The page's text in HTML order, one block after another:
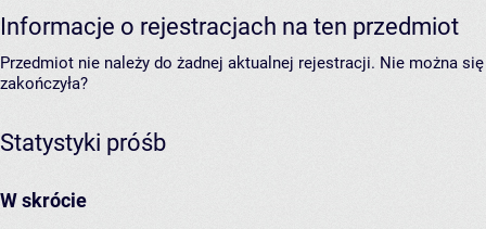
Informacje o rejestracjach na ten przedmiot
Przedmiot nie należy do żadnej aktualnej rejestracji. Nie można
zakończyła?
Statystyki próśb
W skrócie